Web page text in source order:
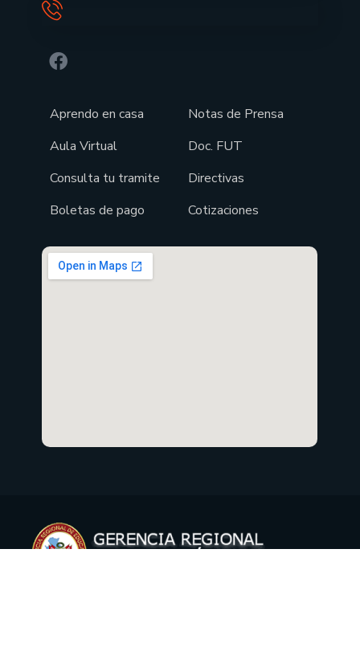
Aprendo en casa
Aula Virtual
Consulta tu tramite
Boletas de pago
Notas de Prensa
Doc. FUT
Directivas
Cotizaciones